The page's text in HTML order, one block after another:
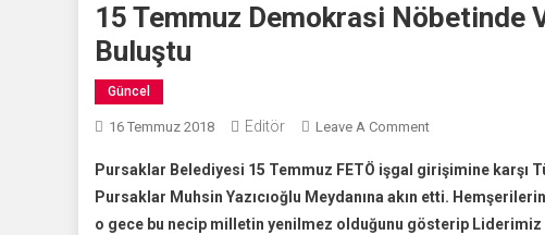
15 Temmuz Demokrasi Nöbetinde
Buluştu
Güncel
16 Temmuz 2018 Editör Leave A CommentOn
Temmuz
Demokrasi
Nöbetinde
Pursaklar Belediyesi 15 Temmuz FETÖ işgal girişimine karşı
Pursaklar Muhsin Yazıcıoğlu Meydanına akın etti.
o gece bu necip milletin yenilmez olduğunu gösterip Liderimiz